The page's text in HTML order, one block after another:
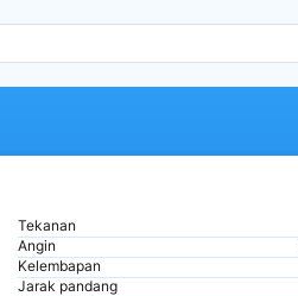
Tekanan
Angin
Kelembapan
Jarak pandang